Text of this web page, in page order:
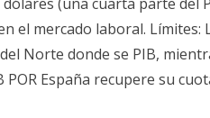
el mercado laboral. Límites:
Norte donde se PIB,
POR España recupere su